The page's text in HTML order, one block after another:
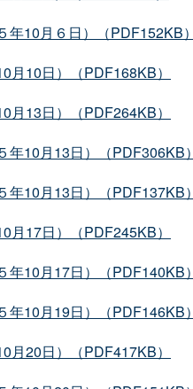
年10月６日）（PDF152KB）
月10日）（PDF168KB）
月13日）（PDF264KB）
年10月13日）（PDF306KB）
年10月13日）（PDF137KB）
月17日）（PDF245KB）
年10月17日）（PDF140KB）
年10月19日）（PDF146KB）
月20日）（PDF417KB）